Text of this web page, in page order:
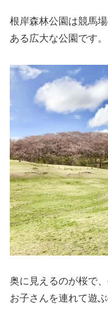
根岸森林公園は競馬
ある広大な公園です。
奥に見えるのが桜で
お子さんを連れて遊